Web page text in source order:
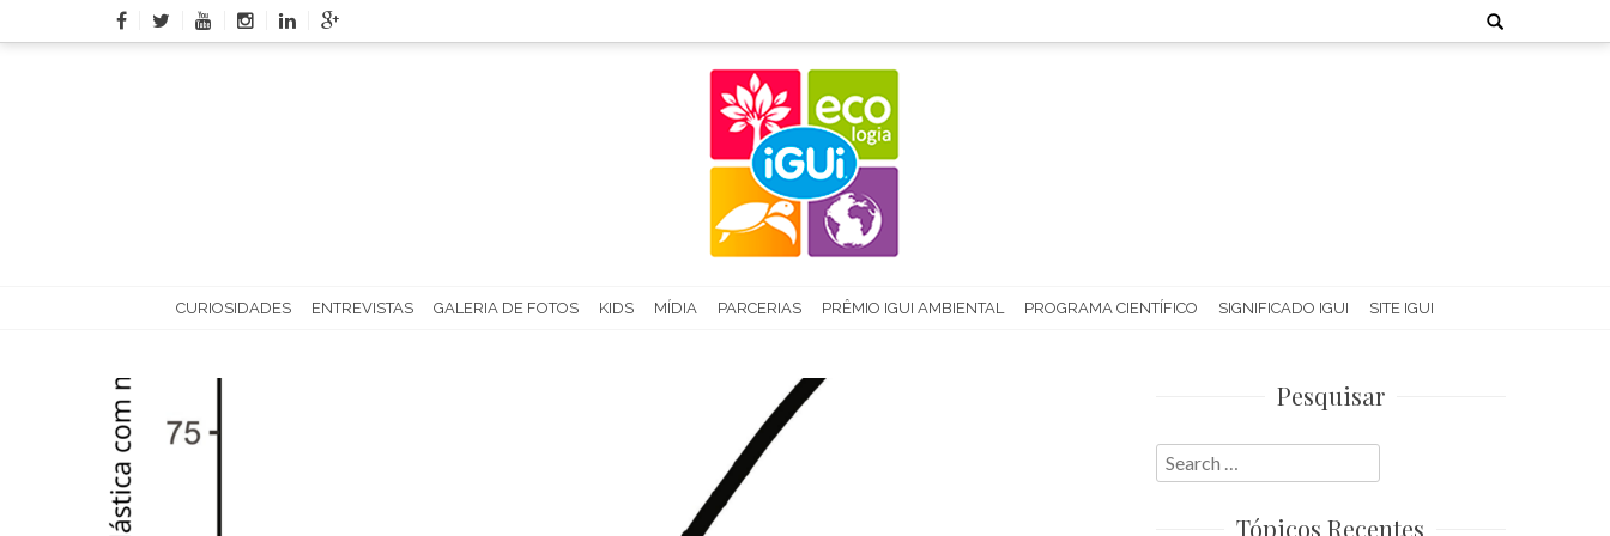
to
Search
for:
CURIOSIDADES ENTREVISTAS GALERIA DE FOTOS KIDS MÍDIA PARCERIAS PRÊMIO IGUI AMBIENTAL PROGRAMA CIENTÍFICO SIGNIFICADO IGUI SITE IGUI
Pesquisar
Search
for:
Tópicos Recentes